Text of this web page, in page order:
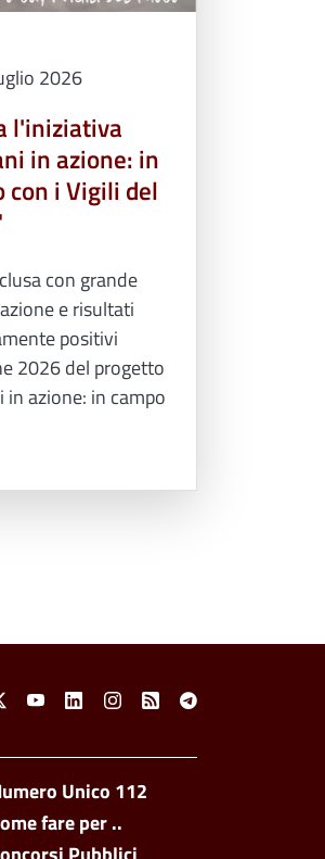
2026
l'iniziativa
in azione: in
con i Vigili del
con grande
e risultati
positivi
2026 del progetto
in azione: in campo
Menu
YoutubeLinkedinInstagram
Feed Telegram
side
Unico 112
fare per ..